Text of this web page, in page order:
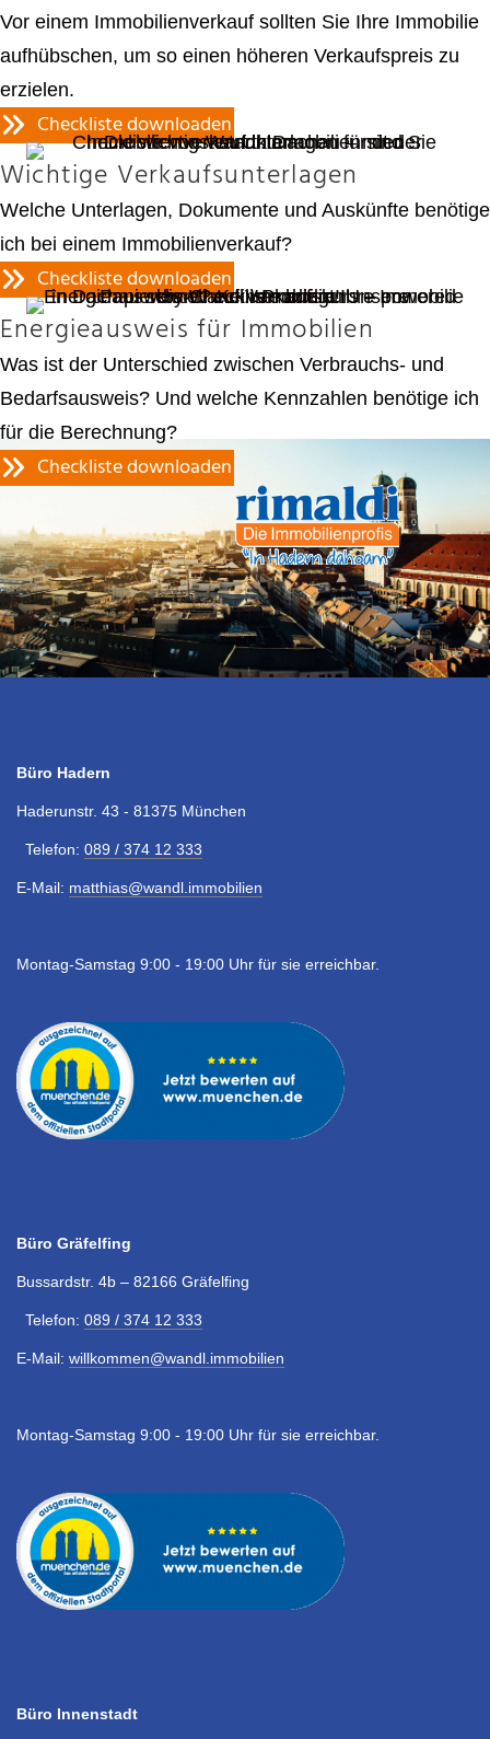
Vor einem Immobilienverkauf sollten Sie Ihre Immobilie
aufhübschen, um so einen höheren Verkaufspreis zu
erzielen.
Checkliste downloaden
Wichtige Verkaufsunterlagen
Welche Unterlagen, Dokumente und Auskünfte benötige
ich bei einem Immobilienverkauf?
Checkliste downloaden
Energieausweis für Immobilien
Was ist der Unterschied zwischen Verbrauchs- und
Bedarfsausweis? Und welche Kennzahlen benötige ich
für die Berechnung?
Checkliste downloaden
Büro Hadern
Haderunstr. 43 - 81375 München
Telefon: 089 / 374 12 333
E-Mail: matthias@wandl.immobilien
Montag-Samstag 9:00 - 19:00 Uhr für sie erreichbar.
Büro Gräfelfing
Bussardstr. 4b – 82166 Gräfelfing
Telefon: 089 / 374 12 333
E-Mail: willkommen@wandl.immobilien
Montag-Samstag 9:00 - 19:00 Uhr für sie erreichbar.
Büro Innenstadt